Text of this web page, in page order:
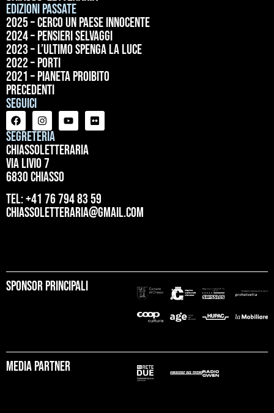
Edizioni passate
2025 – Cerco un paese innocente
2024 – Pensieri selvaggi
2023 – L’ultimo spenga la luce
2022 – Porti
2021 – Pianeta proibito
precedenti
Seguici
Segreteria
ChiassoLetteraria
Via Livio 7
6830 Chiasso
tel: +41 76 794 83 59
chiassoletteraria@gmail.com
Sponsor principali
Media partner